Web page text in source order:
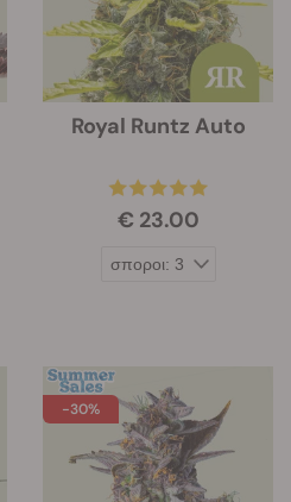
Royal Runtz Auto
€ 23.00
-30%